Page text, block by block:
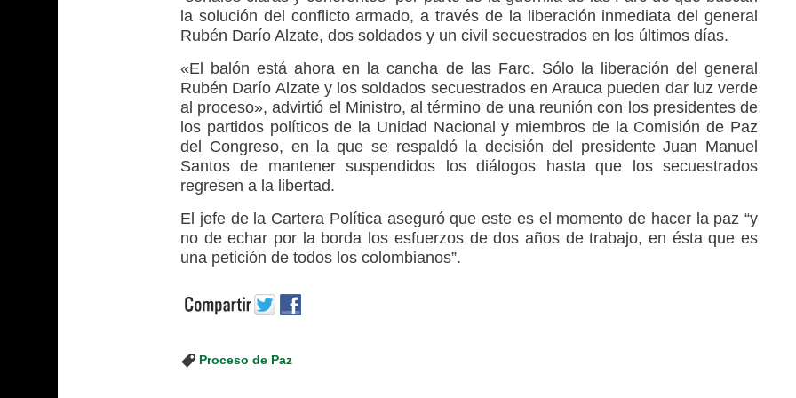
la solución del conflicto armado, a través de la liberación inmediata del general
Rubén Darío Alzate, dos soldados y un civil secuestrados en los últimos días.
«El balón está ahora en la cancha de las Farc. Sólo la liberación del general
Rubén Darío Alzate y los soldados secuestrados en Arauca pueden dar luz verde
al proceso», advirtió el Ministro, al término de una reunión con los presidentes de
los partidos políticos de la Unidad Nacional y miembros de la Comisión de Paz
del Congreso, en la que se respaldó la decisión del presidente Juan Manuel
Santos de mantener suspendidos los diálogos hasta que los secuestrados
regresen a la libertad.
El jefe de la Cartera Política aseguró que este es el momento de hacer la paz “y
no de echar por la borda los esfuerzos de dos años de trabajo, en ésta que es
una petición de todos los colombianos”.
Proceso de Paz